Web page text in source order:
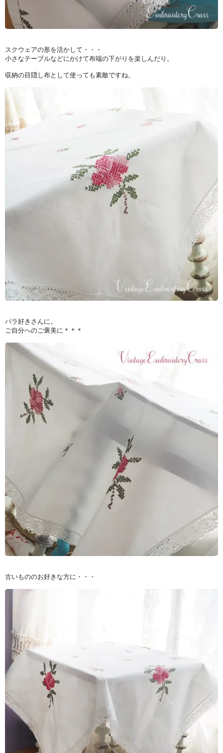
スクウェアの形を活かして・・・
小さなテーブルなどにかけて布端の下がりを楽しんだり。
収納の目隠し布として使っても素敵ですね。
バラ好きさんに。
ご自分へのご褒美に＊＊＊
古いもののお好きな方に・・・